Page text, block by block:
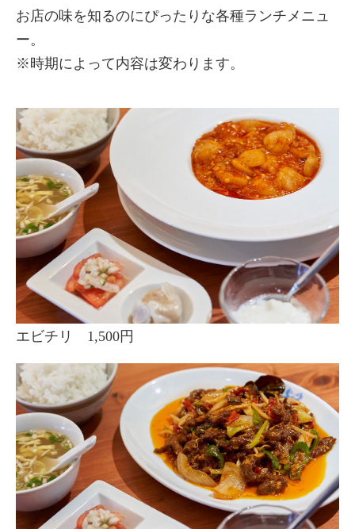
お店の味を知るのにぴったりな各種ランチメニュ
ー。
※時期によって内容は変わります。
エビチリ 1,500円